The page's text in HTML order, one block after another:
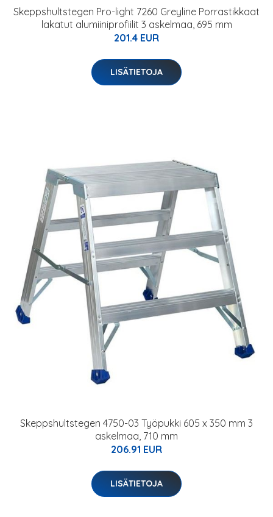
Skeppshultstegen Pro-light 7260 Greyline Porrastikkaat
lakatut alumiiniprofiilit 3 askelmaa, 695 mm
201.4 EUR
LISÄTIETOJA
Skeppshultstegen 4750-03 Työpukki 605 x 350 mm 3
askelmaa, 710 mm
206.91 EUR
LISÄTIETOJA